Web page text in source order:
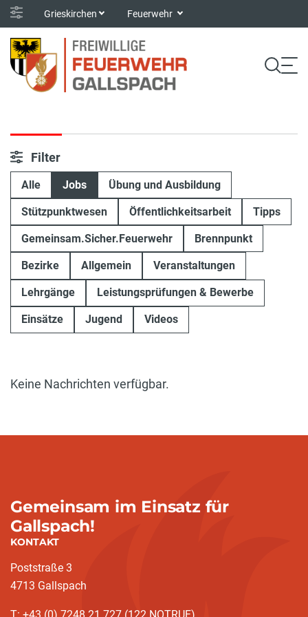
Grieskirchen Feuerwehr
Filter
Alle Jobs Übung und Ausbildung
Stützpunktwesen Öffentlichkeitsarbeit Tipps
Gemeinsam.Sicher.Feuerwehr Brennpunkt
Bezirke Allgemein Veranstaltungen
Lehrgänge Leistungsprüfungen & Bewerbe
Einsätze Jugend Videos
Keine Nachrichten verfügbar.
Gemeinsam im Einsatz für
Gallspach!
KONTAKT
Poststraße 3
4713 Gallspach